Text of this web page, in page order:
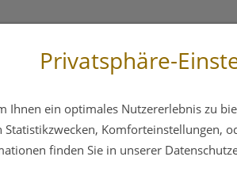
Hautpflege Familie
Privatsphäre-
Ihnen ein optimales Nutzererlebnis zu
Komforteinstellungen,
finden Sie in unserer